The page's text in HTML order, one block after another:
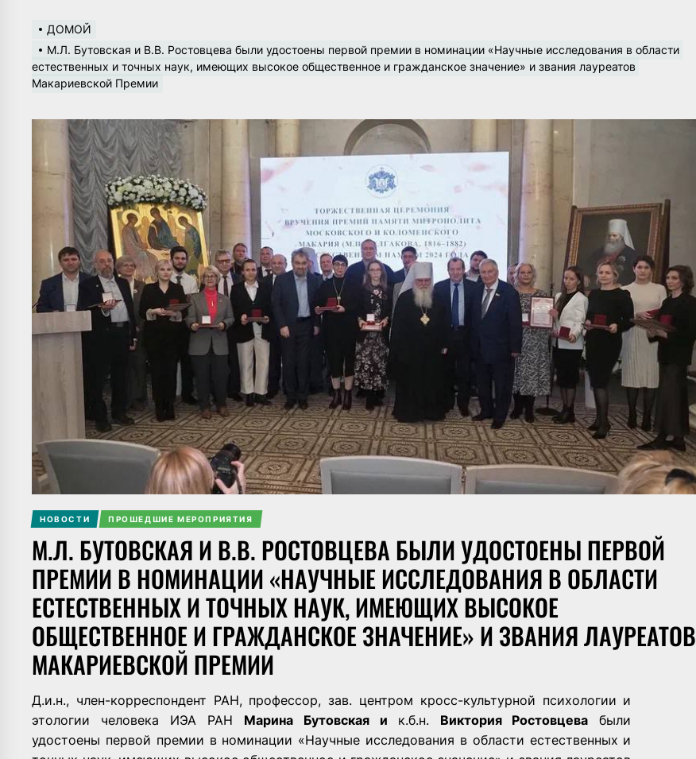
ДОМОЙ
М.Л. Бутовская и В.В. Ростовцева были удостоены первой премии в номинации «Научные исследования в области
естественных и точных наук, имеющих высокое общественное и гражданское значение» и звания лауреатов
Макариевской Премии
НОВОСТИ ПРОШЕДШИЕ МЕРОПРИЯТИЯ
М.Л. БУТОВСКАЯ И В.В. РОСТОВЦЕВА БЫЛИ УДОСТОЕНЫ ПЕРВОЙ
ПРЕМИИ В НОМИНАЦИИ «НАУЧНЫЕ ИССЛЕДОВАНИЯ В ОБЛАСТИ
ЕСТЕСТВЕННЫХ И ТОЧНЫХ НАУК, ИМЕЮЩИХ ВЫСОКОЕ
ОБЩЕСТВЕННОЕ И ГРАЖДАНСКОЕ ЗНАЧЕНИЕ» И ЗВАНИЯ ЛАУРЕАТОВ
МАКАРИЕВСКОЙ ПРЕМИИ
Д.и.н., член-корреспондент РАН, профессор, зав. центром кросс-культурной психологии и
этологии человека ИЭА РАН Марина Бутовская и к.б.н. Виктория Ростовцева были
удостоены первой премии в номинации «Научные исследования в области естественных и